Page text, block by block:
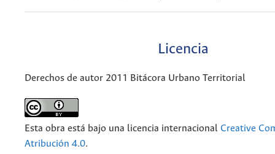
Licencia
Derechos de autor 2011 Bitácora Urbano Territorial
Esta obra está bajo una licencia internacional Creative
Atribución 4.0.